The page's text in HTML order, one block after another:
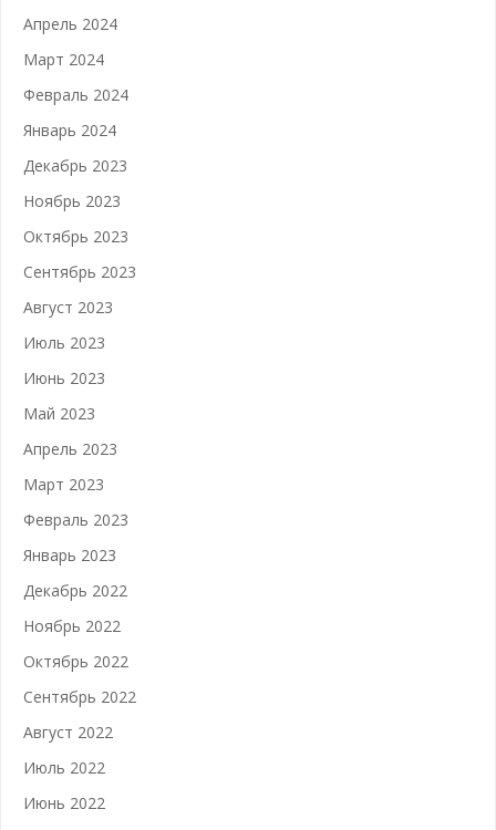
Апрель 2024
Март 2024
Февраль 2024
Январь 2024
Декабрь 2023
Ноябрь 2023
Октябрь 2023
Сентябрь 2023
Август 2023
Июль 2023
Июнь 2023
Май 2023
Апрель 2023
Март 2023
Февраль 2023
Январь 2023
Декабрь 2022
Ноябрь 2022
Октябрь 2022
Сентябрь 2022
Август 2022
Июль 2022
Июнь 2022